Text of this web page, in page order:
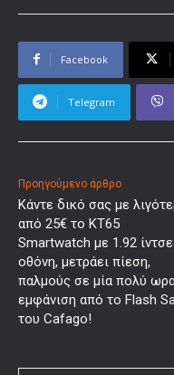
Facebook
Telegram
Προηγούμενο άρθρο
Κάντε δικό σας με
από 25€ το KT65
Smartwatch με 1.92
οθόνη, μετράει πίεση,
παλμούς σε μία πολύ
εμφάνιση από το Flash
του Cafago!